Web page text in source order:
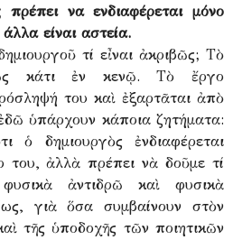
πρέπει να ενδιαφέρεται μόνο
είναι αστεία.
τί εἶναι ἀκριβῶς; Τὸ
κάτι ἐν κενῷ. Τὸ ἔργο
του καὶ ἐξαρτᾶται ἀπὸ
ὑπάρχουν κάποια ζητήματα:
ὁ δημιουργὸς ἐνδιαφέρεται
του, ἀλλὰ πρέπει νὰ δοῦμε τί
ἀντιδρῶ καὶ φυσικὰ
γιὰ ὅσα συμβαίνουν στὸν
τῆς ὑποδοχῆς τῶν ποιητικῶν